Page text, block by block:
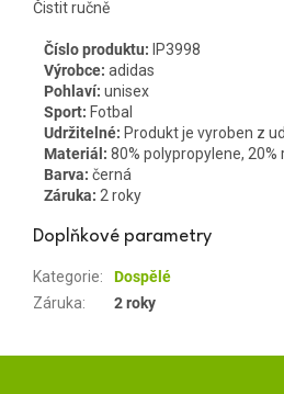
Čistit ručně
Číslo produktu: IP3998
Výrobce: adidas
Pohlaví: unisex
Sport: Fotbal
Udržitelné: Produkt je vyroben z
Materiál: 80% polypropylene,
Barva: černá
Záruka: 2 roky
Doplňkové parametry
Kategorie:
Dospělé
Záruka: 2 roky